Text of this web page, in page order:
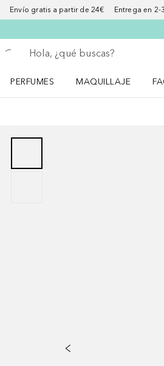
Envío gratis a partir de 24€ Entrega en
Regresar
Ejecutar búsqueda
PERFUMES
MAQUILLAJE